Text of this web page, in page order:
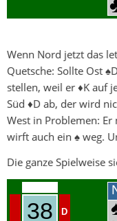
Wenn Nord jetzt das
Quetsche: Sollte Ost
stellen, weil er ♦K auf
Süd ♦D ab, der wird
West in Problemen:
wirft auch ein ♠ weg.
Die ganze Spielweise